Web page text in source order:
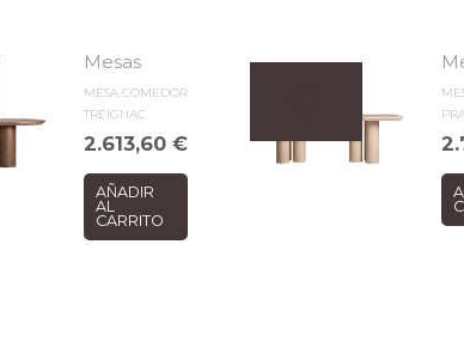
Mesas
MESA COMEDOR
TREIGNAC
2.613,60€
AÑADIR
AL
CARRITO